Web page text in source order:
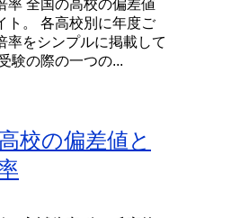
率 全国の高校の偏差値
ト。 各高校別に年度ご
率をシンプルに掲載して
験の際の一つの...
校の偏差値と